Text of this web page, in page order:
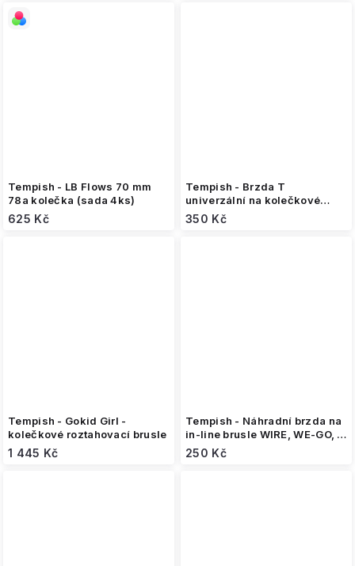
Tempish - LB Flows 70 mm
78a kolečka (sada 4ks)
625 Kč
Tempish - Brzda T
univerzální na kolečkové
brusle 90-110mm
350 Kč
Tempish - Gokid Girl -
kolečkové roztahovací brusle
1 445 Kč
Tempish - Náhradní brzda na
in-line brusle WIRE, WE-GO, I-
GO
250 Kč